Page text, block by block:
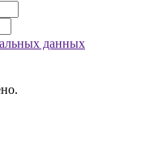
данных